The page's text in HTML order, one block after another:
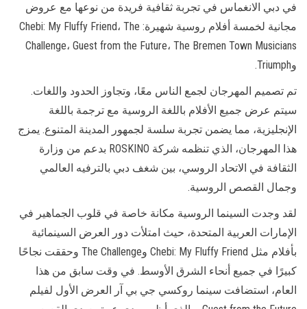
في دبي الانغماس في تجربة ثقافية فريدة من نوعها مع عروض
مجانية لخمسة أفلام روسية شهيرة: Chebi: My Fluffy Friend، The
Challenge، Guest from the Future، The Bremen Town Musicians
وTriumph.
تم تصميم المهرجان لجمع الناس معًا، وتجاوز الحدود واللغات.
سيتم عرض جميع الأفلام باللغة الروسية مع ترجمة باللغة
الإنجليزية، مما يضمن تجربة سلسة لجمهور المدينة المتنوع. يمزج
هذا المهرجان، الذي تنظمه شركة ROSKINO بدعم من وزارة
الثقافة في الاتحاد الروسي، بين شغف دبي بالترفيه العالمي
وجمال القصص الروسية.
لقد وجدت السينما الروسية مكانة خاصة في قلوب الجماهير في
الإمارات العربية المتحدة، حيث امتلأت دور العرض السينمائية
بأفلام مثل Chebi: My Fluffy Friend وThe Challenge وحققت نجاحًا
كبيرًا في جميع أنحاء الشرق الأوسط. في وقت سابق من هذا
العام، استضافت سينما روكسي جي بي آر العرض الأول لفيلم